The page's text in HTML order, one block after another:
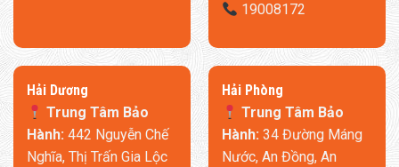
19008172
​Hải Dương
Trung Tâm Bảo
Hành:442 Nguyễn Chế
Nghĩa, Thị Trấn Gia Lộc
​Hải Phòng
Trung Tâm Bảo
Hành:34 Đường Máng
Nước, An Đồng, An